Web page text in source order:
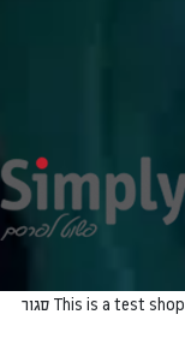
This is a test shop סגור